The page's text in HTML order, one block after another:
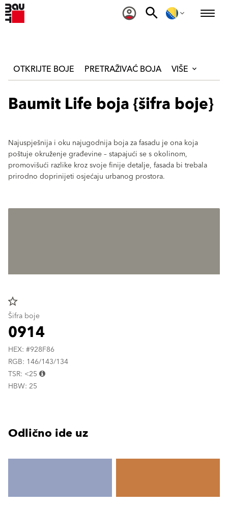
OTKRIJTE BOJE PRETRAŽIVAĆ BOJA VIŠE
Baumit Life boja {šifra boje}
Najuspješnija i oku najugodnija boja za fasadu je ona koja
poštuje okruženje građevine – stapajući se s okolinom,
promovišući razlike kroz svoje finije detalje, fasada bi trebala
prirodno doprinijeti osjećaju urbanog prostora.
star_border
Šifra boje
0914
HEX: #928F86
RGB: 146/143/134
TSR: <25
HBW: 25
Odlično ide uz